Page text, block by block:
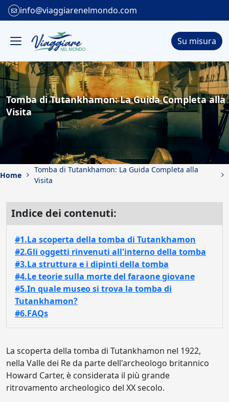
info@viaggiarenelmondo.com
Su misura
Tomba di Tutankhamon: La Guida Completa alla
Visita
Home
Tomba di Tutankhamon: La Guida Completa alla
Visita
Indice dei contenuti:
#1.La scoperta della tomba di Tutankhamon
#2.Gli oggetti rinvenuti all'interno della tomba
#3.La struttura e i dipinti della tomba
#4.Le teorie sulla morte del faraone giovane
#5.In quale museo si trova la tomba di
Tutankhamon?
#6.FAQs
La scoperta della tomba di Tutankhamon nel 1922,
nella Valle dei Re da parte dell'archeologo britannico
Howard Carter, è considerata il più grande
ritrovamento archeologico del XX secolo.